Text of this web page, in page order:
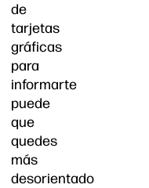
de
tarjetas
gráficas
para
informarte
puede
que
quedes
más
desorientado